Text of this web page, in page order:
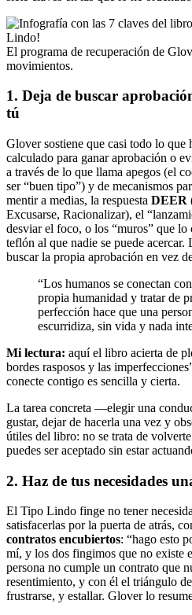
El programa de recuperación de
movimientos.
1. Deja de buscar
tú
Glover sostiene que casi todo lo que
calculado para ganar aprobación o
a través de lo que llama apegos (el
ser “buen tipo”) y de mecanismos
mentir a medias, la respuesta DEER
Excusarse, Racionalizar), el
desviar el foco, o los “muros” que
teflón al que nadie se puede acercar.
buscar la propia aprobación en vez
“Los humanos se conectan
propia humanidad y tratar de
perfección hace que una
escurridiza, sin vida y nada
Mi lectura: aquí el libro acierta de
bordes rasposos y las
conecte contigo es sencilla y cierta.
La tarea concreta —elegir una
gustar, dejar de hacerla una vez y
útiles del libro: no se trata de
puedes ser aceptado sin estar
2. Haz de tus necesidades
El Tipo Lindo finge no tener
satisfacerlas por la puerta de atrás,
contratos encubiertos: “hago esto
mí, y los dos fingimos que no existe
persona no cumple un contrato que
resentimiento, y con él el triángulo
frustrarse, y estallar. Glover lo